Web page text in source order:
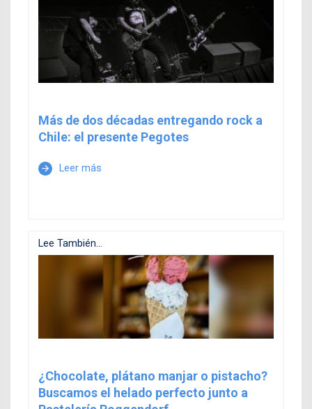
Más de dos décadas entregando rock a
Chile: el presente Pegotes
arrow_forward Leer más
Lee También...
¿Chocolate, plátano manjar o pistacho?
Buscamos el helado perfecto junto a